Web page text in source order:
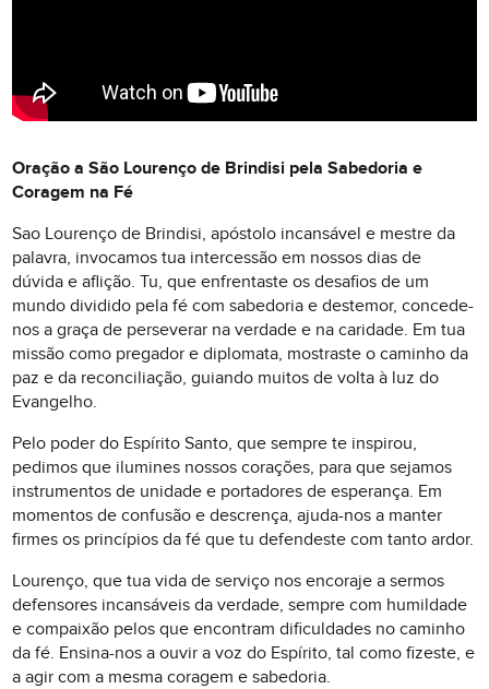
Oração a São Lourenço de Brindisi pela Sabedoria e
Coragem na Fé
Sao Lourenço de Brindisi, apóstolo incansável e mestre da
palavra, invocamos tua intercessão em nossos dias de
dúvida e aflição. Tu, que enfrentaste os desafios de um
mundo dividido pela fé com sabedoria e destemor, concede-
nos a graça de perseverar na verdade e na caridade. Em tua
missão como pregador e diplomata, mostraste o caminho da
paz e da reconciliação, guiando muitos de volta à luz do
Evangelho.
Pelo poder do Espírito Santo, que sempre te inspirou,
pedimos que ilumines nossos corações, para que sejamos
instrumentos de unidade e portadores de esperança. Em
momentos de confusão e descrença, ajuda-nos a manter
firmes os princípios da fé que tu defendeste com tanto ardor.
Lourenço, que tua vida de serviço nos encoraje a sermos
defensores incansáveis da verdade, sempre com humildade
e compaixão pelos que encontram dificuldades no caminho
da fé. Ensina-nos a ouvir a voz do Espírito, tal como fizeste, e
a agir com a mesma coragem e sabedoria.